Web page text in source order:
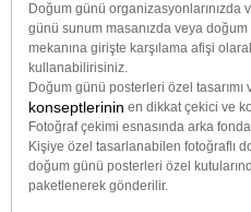
Doğum günü organizasyonlarınızda
günü sunum masanızda veya
mekanına girişte karşılama afişi
kullanabilirisiniz.
Doğum günü posterleri özel tasarımı
konseptlerinin en dikkat çekici ve
Fotoğraf çekimi esnasında arka
Kişiye özel tasarlanabilen fotoğraflı
doğum günü posterleri özel
paketlenerek gönderilir.